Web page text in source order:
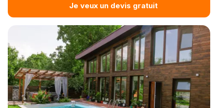
Je veux un devis gratuit